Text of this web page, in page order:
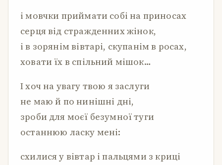
і мовчки приймати собі на приносах
серця від стражденних жінок,
і в зорянім вівтарі, скупанім в росах,
ховати їх в спільний мішок…
І хоч на увагу твою я заслуги
не маю й по нинішні дні,
зроби для моєї безумної туги
останнюю ласку мені:
схилися у вівтар і пальцями з криці